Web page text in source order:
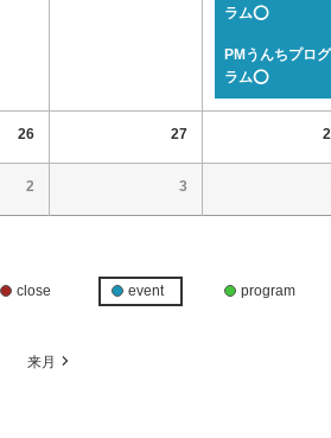
ラム⭕
PMうんちプログ
ラム⭕
26 27
2 3
close event program
来月